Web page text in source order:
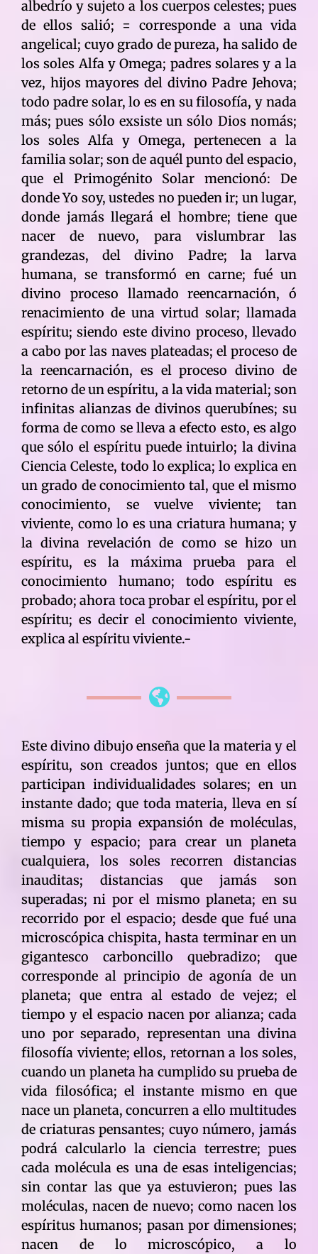
albedrío y sujeto a los cuerpos celestes; pues
de ellos salió; = corresponde a una vida
angelical; cuyo grado de pureza, ha salido de
los soles Alfa y Omega; padres solares y a la
vez, hijos mayores del divino Padre Jehova;
todo padre solar, lo es en su filosofía, y nada
más; pues sólo exsiste un sólo Dios nomás;
los soles Alfa y Omega, pertenecen a la
familia solar; son de aquél punto del espacio,
que el Primogénito Solar mencionó: De
donde Yo soy, ustedes no pueden ir; un lugar,
donde jamás llegará el hombre; tiene que
nacer de nuevo, para vislumbrar las
grandezas, del divino Padre; la larva
humana, se transformó en carne; fué un
divino proceso llamado reencarnación, ó
renacimiento de una virtud solar; llamada
espíritu; siendo este divino proceso, llevado
a cabo por las naves plateadas; el proceso de
la reencarnación, es el proceso divino de
retorno de un espíritu, a la vida material; son
infinitas alianzas de divinos querubínes; su
forma de como se lleva a efecto esto, es algo
que sólo el espíritu puede intuirlo; la divina
Ciencia Celeste, todo lo explica; lo explica en
un grado de conocimiento tal, que el mismo
conocimiento, se vuelve viviente; tan
viviente, como lo es una criatura humana; y
la divina revelación de como se hizo un
espíritu, es la máxima prueba para el
conocimiento humano; todo espíritu es
probado; ahora toca probar el espíritu, por el
espíritu; es decir el conocimiento viviente,
explica al espíritu viviente.-
Este divino dibujo enseña que la materia y el
espíritu, son creados juntos; que en ellos
participan individualidades solares; en un
instante dado; que toda materia, lleva en sí
misma su propia expansión de moléculas,
tiempo y espacio; para crear un planeta
cualquiera, los soles recorren distancias
inauditas; distancias que jamás son
superadas; ni por el mismo planeta; en su
recorrido por el espacio; desde que fué una
microscópica chispita, hasta terminar en un
gigantesco carboncillo quebradizo; que
corresponde al principio de agonía de un
planeta; que entra al estado de vejez; el
tiempo y el espacio nacen por alianza; cada
uno por separado, representan una divina
filosofía viviente; ellos, retornan a los soles,
cuando un planeta ha cumplido su prueba de
vida filosófica; el instante mismo en que
nace un planeta, concurren a ello multitudes
de criaturas pensantes; cuyo número, jamás
podrá calcularlo la ciencia terrestre; pues
cada molécula es una de esas inteligencias;
sin contar las que ya estuvieron; pues las
moléculas, nacen de nuevo; como nacen los
espíritus humanos; pasan por dimensiones;
nacen de lo microscópico, a lo